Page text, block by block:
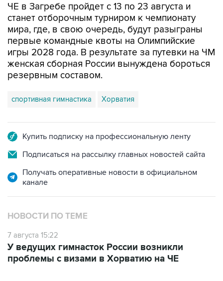
ЧЕ в Загребе пройдет с 13 по 23 августа и
станет отборочным турниром к чемпионату
мира, где, в свою очередь, будут разыграны
первые командные квоты на Олимпийские
игры 2028 года. В результате за путевки на ЧМ
женская сборная России вынуждена бороться
резервным составом.
спортивная гимнастика Хорватия
Купить подписку на профессиональную ленту
Подписаться на рассылку главных новостей сайта
Получать оперативные новости в официальном
канале
НОВОСТИ ПО ТЕМЕ
7 августа 15:22
У ведущих гимнасток России возникли
проблемы с визами в Хорватию на ЧЕ